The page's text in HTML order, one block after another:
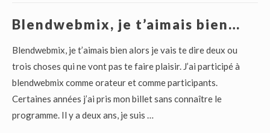
Blendwebmix, je t’aimais bien…
Blendwebmix, je t’aimais bien alors je vais te dire deux ou
trois choses qui ne vont pas te faire plaisir. J’ai participé à
blendwebmix comme orateur et comme participants.
Certaines années j’ai pris mon billet sans connaître le
programme. Il y a deux ans, je suis …